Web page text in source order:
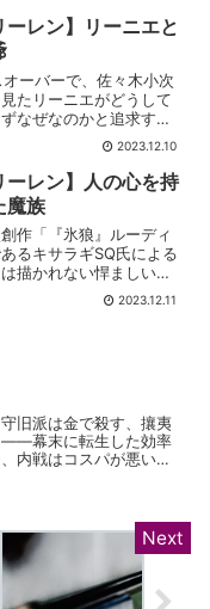
ーレン】リーニエと
ーバーで、佐々木小次
たリーニエがどうして
なぜなのかと追求する
2023.12.10
ーレン】人の心を持
魔族
作「『氷狼』ルーディ
るキサラギSQ氏による
描かれない悍ましいシ
2023.12.11
守旧派は金で殺す、攘夷
――幕末に転生した効率
内戦はコスパが悪いの